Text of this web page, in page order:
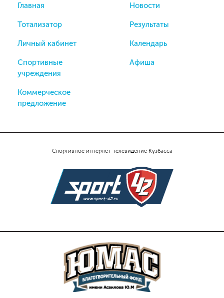
Спортивное интернет-телевидение Кузбасса
Главная
Тотализатор
Личный кабинет
Спортивные
учреждения
Коммерческое
предложение
Новости
Результаты
Календарь
Афиша